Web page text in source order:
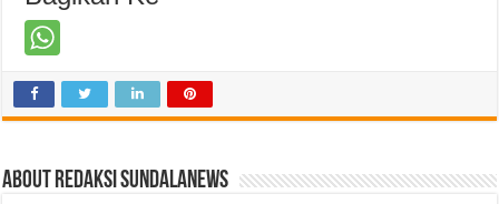
About Redaksi Sundalanews